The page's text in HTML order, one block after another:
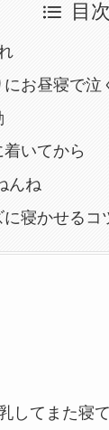
目次
お昼寝で泣
いてから
んね
に寝かせるコ
してまた寝